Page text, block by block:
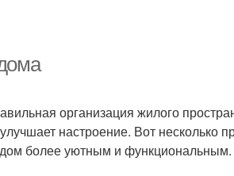
организация жилого
настроение. Вот несколько
более уютным и функциональным.